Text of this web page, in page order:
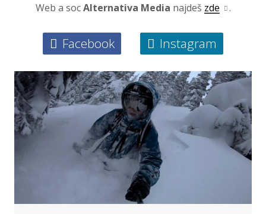
Web a socAlternativa Media najdeš zde .
Facebook Instagram